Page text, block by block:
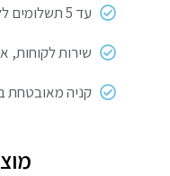
עד 5 תשלומים ללא ריבית
שירות לקוחות,
קניה מאובטחת